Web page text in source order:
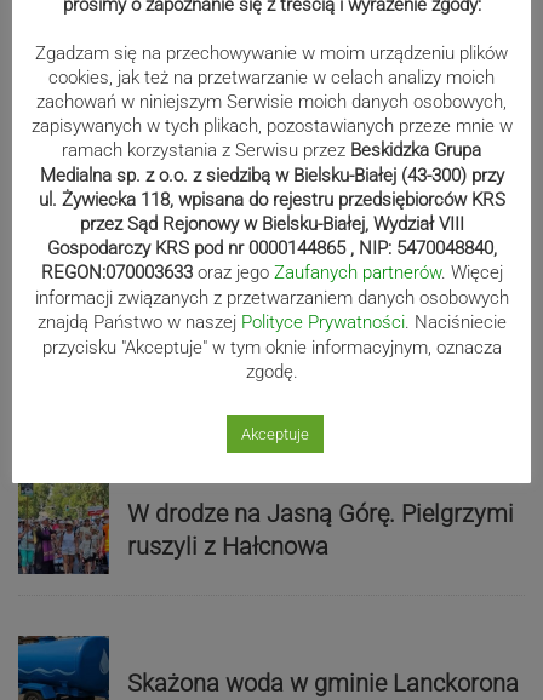
Następna
Wydarzenia
Niewidzialne klatki. Gdy nawyk staje
się więzieniem umysłu
Zdolny uczeń, niewłaściwe
środowisko. Dlaczego młodzież w
spektrum nie zawsze pokazuje, na co
W drodze na Jasną Górę. Pielgrzymi
ruszyli z Hałcnowa
Skażona woda w gminie Lanckorona
prosimy o zapoznanie się z treścią i wyrażenie zgody:
Zgadzam się na przechowywanie w moim urządzeniu plików
cookies, jak też na przetwarzanie w celach analizy moich
zachowań w niniejszym Serwisie moich danych osobowych,
zapisywanych w tych plikach, pozostawianych przeze mnie w
ramach korzystania z Serwisu przez Beskidzka Grupa
Medialna sp. z o.o. z siedzibą w Bielsku-Białej (43-300) przy
ul. Żywiecka 118, wpisana do rejestru przedsiębiorców KRS
przez Sąd Rejonowy w Bielsku-Białej, Wydział VIII
Gospodarczy KRS pod nr 0000144865 , NIP: 5470048840,
REGON:070003633 oraz jego Zaufanych partnerów. Więcej
informacji związanych z przetwarzaniem danych osobowych
znajdą Państwo w naszej Polityce Prywatności. Naciśniecie
przycisku "Akceptuje" w tym oknie informacyjnym, oznacza
zgodę.
Akceptuje